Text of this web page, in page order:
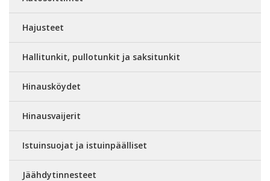
Hajusteet
Hallitunkit, pullotunkit ja saksitunkit
Hinausköydet
Hinausvaijerit
Istuinsuojat ja istuinpäälliset
Jäähdytinnesteet